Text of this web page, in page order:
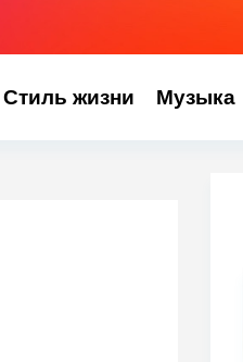
Стиль жизни Музыка